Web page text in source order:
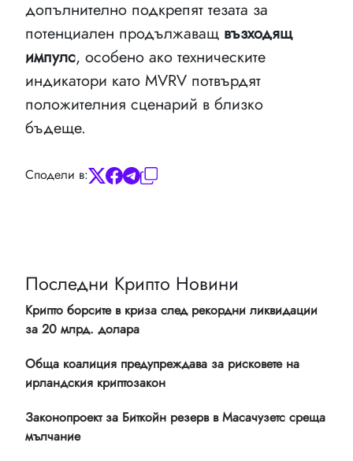
допълнително подкрепят тезата за
потенциален продължаващ възходящ
импулс, особено ако техническите
индикатори като MVRV потвърдят
положителния сценарий в близко
бъдеще.
Сподели в:
Последни Крипто Новини
Крипто борсите в криза след рекордни ликвидации
за 20 млрд. долара
Обща коалиция предупреждава за рисковете на
ирландския криптозакон
Законопроект за Биткойн резерв в Масачузетс среща
мълчание